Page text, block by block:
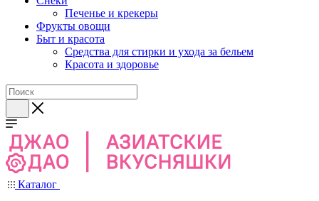
Печенье и крекеры
Фрукты овощи
Быт и красота
Средства для стирки и ухода за бельем
Красота и здоровье
Каталог